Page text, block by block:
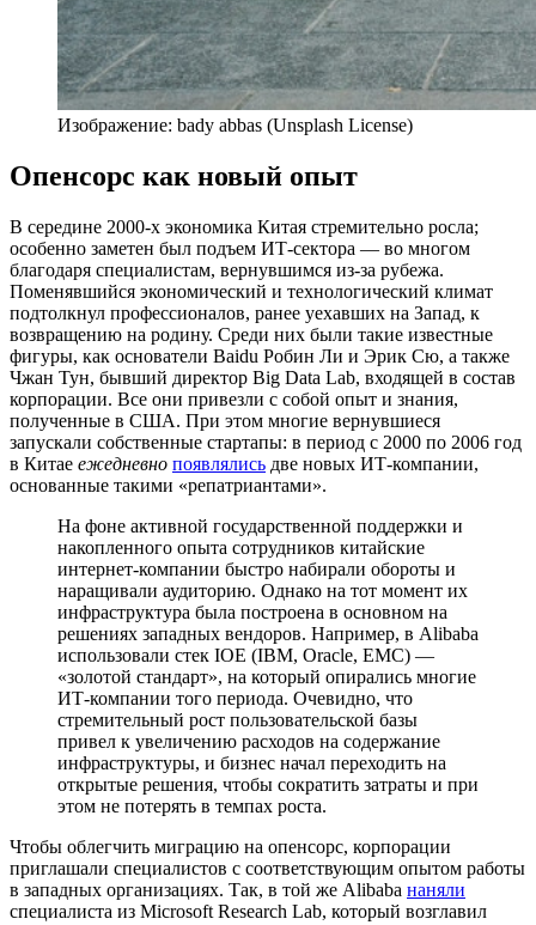
Изображение: bady abbas (Unsplash License)
Опенсорс как новый опыт
В середине 2000-х экономика Китая стремительно росла;
особенно заметен был подъем ИТ-сектора — во многом
благодаря специалистам, вернувшимся из-за рубежа.
Поменявшийся экономический и технологический климат
подтолкнул профессионалов, ранее уехавших на Запад, к
возвращению на родину. Среди них были такие известные
фигуры, как основатели Baidu Робин Ли и Эрик Сю, а также
Чжан Тун, бывший директор Big Data Lab, входящей в состав
корпорации. Все они привезли с собой опыт и знания,
полученные в США. При этом многие вернувшиеся
запускали собственные стартапы: в период с 2000 по 2006 год
в Китае ежедневно появлялись две новых ИТ-компании,
основанные такими «репатриантами».
На фоне активной государственной поддержки и
накопленного опыта сотрудников китайские
интернет-компании быстро набирали обороты и
наращивали аудиторию. Однако на тот момент их
инфраструктура была построена в основном на
решениях западных вендоров. Например, в Alibaba
использовали стек IOE (IBM, Oracle, EMC) —
«золотой стандарт», на который опирались многие
ИТ-компании того периода. Очевидно, что
стремительный рост пользовательской базы
привел к увеличению расходов на содержание
инфраструктуры, и бизнес начал переходить на
открытые решения, чтобы сократить затраты и при
этом не потерять в темпах роста.
Чтобы облегчить миграцию на опенсорс, корпорации
приглашали специалистов с соответствующим опытом работы
в западных организациях. Так, в той же Alibaba наняли
специалиста из Microsoft Research Lab, который возглавил